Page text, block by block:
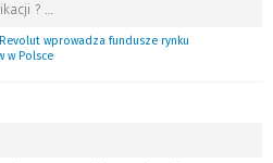
? …
Revolut wprowadza fundusze rynku
w Polsce